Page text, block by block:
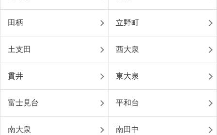
田柄 立野町
土支田 西大泉
貫井 東大泉
富士見台 平和台
南大泉 南田中